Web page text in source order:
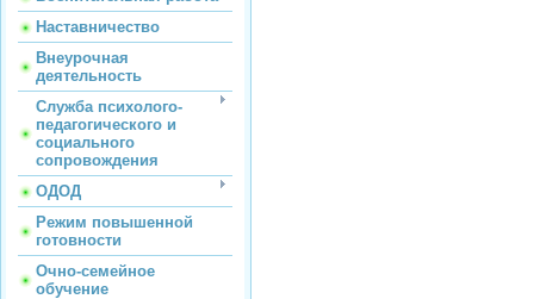
Наставничество
Внеурочная
деятельность
Служба психолого-
педагогического и
социального
сопровождения
ОДОД
Режим повышенной
готовности
Очно-семейное
обучение